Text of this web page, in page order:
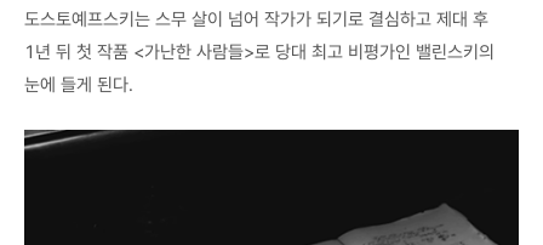
도스토예프스키는 스무 살이 넘어 작가가 되기로 결심하고 제대 후
1년 뒤 첫 작품 <가난한 사람들>로 당대 최고 비평가인 밸린스키의
눈에 들게 된다.